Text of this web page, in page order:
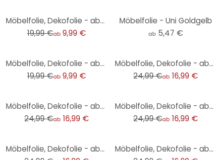
Möbelfolie, Dekofolie - abwischbar - Blaues Mosaik
19,99 €ab 9,99 €
Möbelfolie - Uni Goldgelb
ab 5,47 €
Möbelfolie, Dekofolie - abwischbar - Marmor 08
19,99 €ab 9,99 €
Möbelfolie, Dekofolie - abwischbar - Rosa Rosen02
24,99 €ab 16,99 €
Möbelfolie, Dekofolie - abwischbar - Fußball
24,99 €ab 16,99 €
Möbelfolie, Dekofolie - abwischbar - Kreisel
24,99 €ab 16,99 €
Möbelfolie, Dekofolie - abwischbar - Rosen und Schmetterlinge
Möbelfolie, Dekofolie - abwischbar - Floral Gelb